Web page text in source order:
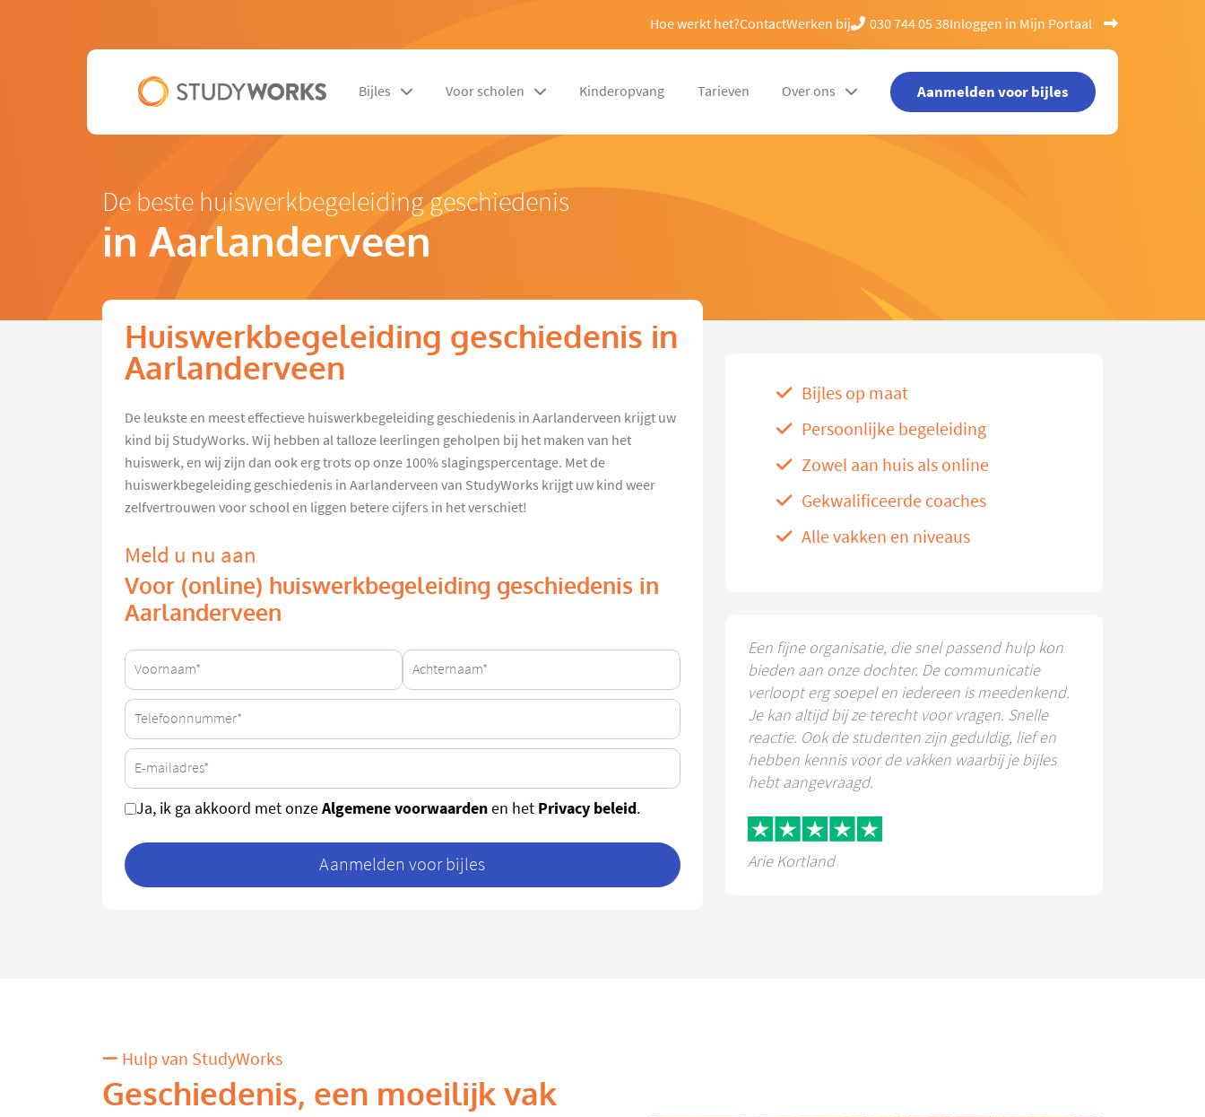
Hoe werkt het?ContactWerken bij 030 744 05 38Inloggen in Mijn Portaal
Bijles Voor scholen Kinderopvang Tarieven Over ons Aanmelden voor bijles
De beste huiswerkbegeleiding geschiedenis
in Aarlanderveen
Huiswerkbegeleiding geschiedenis in
Aarlanderveen
De leukste en meest effectieve huiswerkbegeleiding geschiedenis in Aarlanderveen krijgt uw
kind bij StudyWorks. Wij hebben al talloze leerlingen geholpen bij het maken van het
huiswerk, en wij zijn dan ook erg trots op onze 100% slagingspercentage. Met de
huiswerkbegeleiding geschiedenis in Aarlanderveen van StudyWorks krijgt uw kind weer
zelfvertrouwen voor school en liggen betere cijfers in het verschiet!
Meld u nu aan
Voor (online) huiswerkbegeleiding geschiedenis in
Aarlanderveen
Ja, ik ga akkoord met onzeAlgemene voorwaardenen het Privacy beleid.
Aanmelden voor bijles
Bijles op maat
Persoonlijke begeleiding
Zowel aan huis als online
Gekwalificeerde coaches
Alle vakken en niveaus
Een fijne organisatie, die snel passend hulp kon
bieden aan onze dochter. De communicatie
verloopt erg soepel en iedereen is meedenkend.
Je kan altijd bij ze terecht voor vragen. Snelle
reactie. Ook de studenten zijn geduldig, lief en
hebben kennis voor de vakken waarbij je bijles
hebt aangevraagd.
Arie Kortland
Hulp van StudyWorks
Geschiedenis, een moeilijk vak